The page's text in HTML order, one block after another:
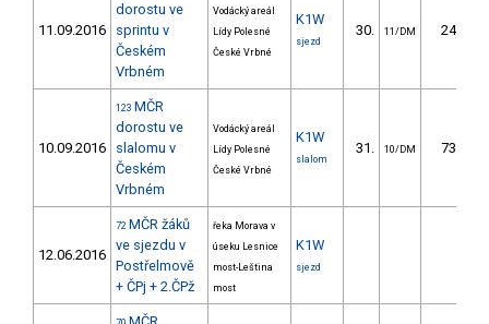
11.09.2016
dorostu ve
sprintu v
Českém
Vrbném
Vodácký areál
Lídy Polesné
České Vrbné
K1W
sjezd
30. 11/DM 24.14
10.09.2016
123 MČR
dorostu ve
slalomu v
Českém
Vrbném
Vodácký areál
Lídy Polesné
České Vrbné
K1W
slalom
31. 10/DM 73.79
12.06.2016
72 MČR žáků
ve sjezdu v
Postřelmově
+ ČPj + 2.ČPž
řeka Morava v
úseku Lesnice
most-Leština
most
K1W
sjezd